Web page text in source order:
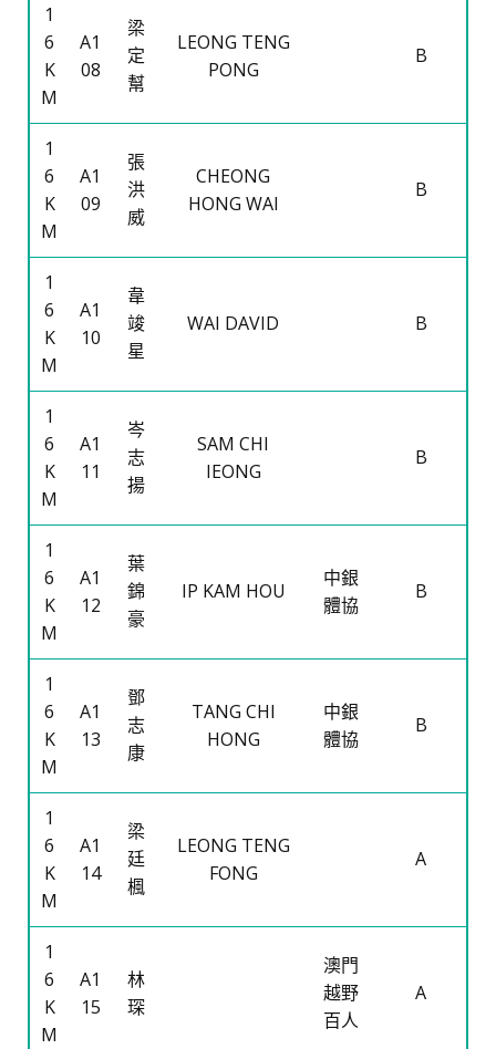
1
6
K
M
A1
08
梁
定
幫
LEONG TENG
PONG
B
1
6
K
M
A1
09
張
洪
威
CHEONG
HONG WAI
B
1
6
K
M
A1
10
韋
竣
星
WAI DAVID B
1
6
K
M
A1
11
岑
志
揚
SAM CHI
IEONG
B
1
6
K
M
A1
12
葉
錦
豪
IP KAM HOU
中銀
體協
B
1
6
K
M
A1
13
鄧
志
康
TANG CHI
HONG
中銀
體協
B
1
6
K
M
A1
14
梁
廷
楓
LEONG TENG
FONG
A
1
6
K
M
A1
15
林
琛
澳門
越野
百人
A